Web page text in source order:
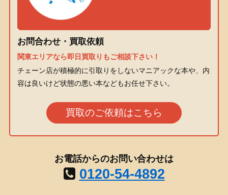
お問合わせ・買取依頼
関東エリアなら即日買取りもご相談下さい！
チェーン店が積極的に引取りをしないマニアックな本や、内
容は良いけど状態の悪い本などもお任せ下さい。
買取のご依頼はこちら
お電話からのお問い合わせは
0120-54-4892